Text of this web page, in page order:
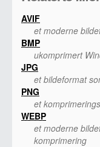
AVIF
et moderne
BMP
ukomprimert
JPG
et bildeformat
PNG
et
WEBP
et moderne
komprimering